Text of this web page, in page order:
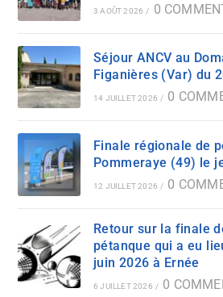
3 AOÛT 2026 / 0
Séjour ANCV au
Figanières (Var) du
14 JUILLET 2026 / 0
Finale régionale de
Pommeraye (49) le
12 JUILLET 2026 / 0
Retour sur la finale
pétanque qui a eu
juin 2026 à Ernée
6 JUILLET 2026 / 0